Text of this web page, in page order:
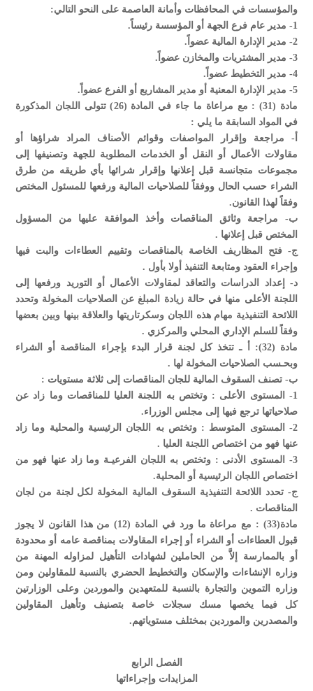
والمؤسسات في المحافظات وأمانة العاصمة على النحو التالي:
1- مدير عام فرع الجهة أو المؤسسة رئيساً.
2- مدير الإدارة المالية عضواً.
3- مدير المشتريات والمخازن عضواً.
4- مدير التخطيط عضواً.
5- مدير الإدارة المعنية أو مدير المشاريع أو الفرع عضواً.
مادة (31) : مع مراعاة ما جاء في المادة (26) تتولى اللجان المذكورة
في المواد السابقة ما يلي :
‌أ- مراجعة وإقرار المواصفات وقوائم الأصناف المراد شراؤها أو
مقاولات الأعمال أو النقل أو الخدمات المطلوبة للجهة وتصنيفها إلى
مجموعات متجانسة قبل إعلانها وإقرار شرائها بأي طريقه من طرق
الشراء حسب الحال ووفقاً للصلاحيات المالية ورفعها للمسئول المختص
وفقاً لهذا القانون.
‌ب- مراجعة وثائق المناقصات وأخذ الموافقة عليها من المسؤول
المختص قبل إعلانها .
‌ج- فتح المظاريف الخاصة بالمناقصات وتقييم العطاءات والبت فيها
وإجراء العقود ومتابعة التنفيذ أولا بأول .
‌د- إعداد الدراسات والتعاقد لمقاولات الأعمال أو التوريد ورفعها إلى
اللجنة الأعلى منها في حالة زيادة المبلغ عن الصلاحيات المخولة وتحدد
اللائحة التنفيذية مهام هذه اللجان وسكرتاريتها والعلاقة بينها وبين بعضها
وفقاً للسلم الإداري المحلي والمركزي .
مادة (32): أ ـ تتخذ كل لجنة قرار البدء بإجراء المناقصة أو الشراء
وبحـسب الصلاحيات المخولة لها .
ب- تصنف السقوف المالية للجان المناقصات إلى ثلاثة مستويات :
1- المستوى الأعلى : وتختص به اللجنة العليا للمناقصات وما زاد عن
صلاحياتها ترجع فيها إلى مجلس الوزراء.
2- المستوى المتوسط : وتختص به اللجان الرئيسية والمحلية وما زاد
عنها فهو من اختصاص اللجنة العليا .
3- المستوى الأدنى : وتختص به اللجان الفرعيـة وما زاد عنها فهو من
اختصاص اللجان الرئيسية أو المحلية.
ج- تحدد اللائحة التنفيذية السقوف المالية المخولة لكل لجنة من لجان
المناقصات .
مادة(33) : مع مراعاة ما ورد في المادة (12) من هذا القانون لا يجوز
قبول العطاءات أو الشراء أو إجراء المقاولات بمناقصة عامه أو محدودة
أو بالممارسة إلاَّ من الحاملين لشهادات التأهيل لمزاوله المهنة من
وزاره الإنشاءات والإسكان والتخطيط الحضري بالنسبة للمقاولين ومن
وزاره التموين والتجارة بالنسبة للمتعهدين والموردين وعلى الوزارتين
كل فيما يخصها مسك سجلات خاصة بتصنيف وتأهيل المقاولين
والمصدرين والموردين بمختلف مستوياتهم.
الفصل الرابع
المزايدات وإجراءاتها